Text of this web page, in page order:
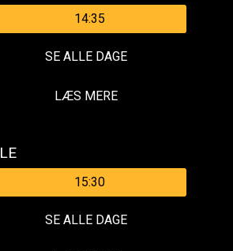
14:35
SE ALLE DAGE
LÆS MERE
15:30
SE ALLE DAGE